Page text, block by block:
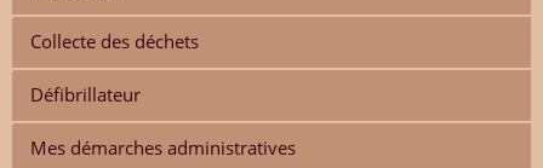
Collecte des déchets
Défibrillateur
Mes démarches administratives